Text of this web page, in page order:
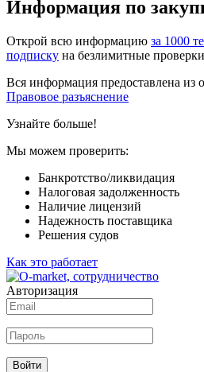
Информация по
Открой всю информацию за 1000
подписку на безлимитные проверки
Вся информация предоставлена из
Правовое разъяснение
Узнайте больше!
Мы можем проверить:
Банкротство/ликвидация
Налоговая задолженность
Наличие лицензий
Надежность поставщика
Решения судов
Как это работает
Авторизация
Войти